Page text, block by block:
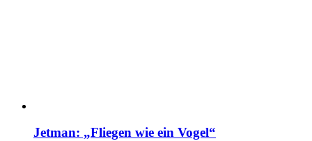
Jetman: „Fliegen wie ein Vogel“